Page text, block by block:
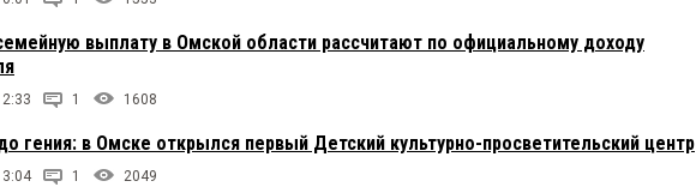
выплату в Омской области рассчитают по официальному доходу
1 1608
гения: в Омске открылся первый Детский культурно-просветительский центр
1 2049